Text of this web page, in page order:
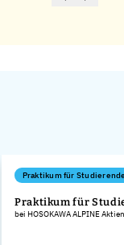
Praktikum für
Praktikum für
bei HOSOKAWA ALPINE